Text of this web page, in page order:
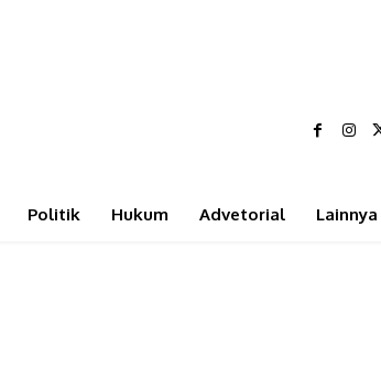
Politik Hukum Advetorial Lainnya